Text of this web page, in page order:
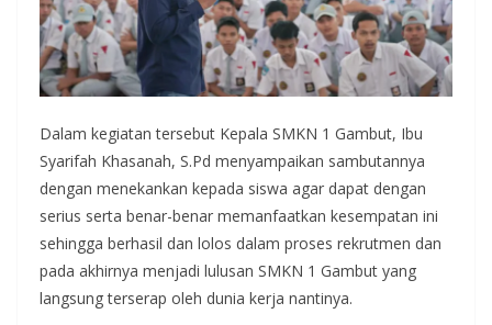
Dalam kegiatan tersebut Kepala SMKN 1 Gambut, Ibu
Syarifah Khasanah, S.Pd menyampaikan sambutannya
dengan menekankan kepada siswa agar dapat dengan
serius serta benar-benar memanfaatkan kesempatan ini
sehingga berhasil dan lolos dalam proses rekrutmen dan
pada akhirnya menjadi lulusan SMKN 1 Gambut yang
langsung terserap oleh dunia kerja nantinya.